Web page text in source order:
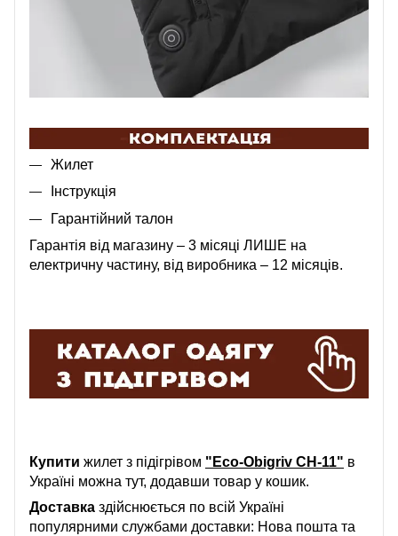
Жилет
Інструкція
Гарантійний талон
Гарантія від магазину – 3 місяці ЛИШЕ на
електричну частину, від виробника – 12 місяців.
Купити жилет з підігрівом "Eco-Obigriv CH-11" в
Україні можна тут, додавши товар у кошик.
Доставка здійснюється по всій Україні
популярними службами доставки: Нова пошта та